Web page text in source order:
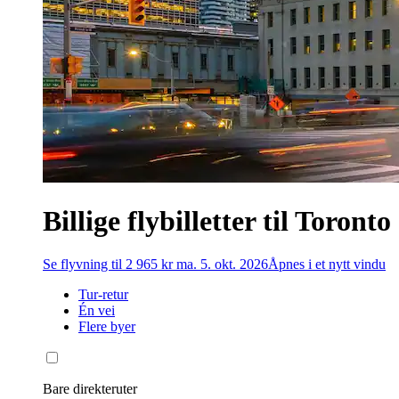
Billige flybilletter til Toronto
Se flyvning til 2 965 kr ma. 5. okt. 2026Åpnes i et nytt vindu
Tur-retur
Én vei
Flere byer
Bare direkteruter